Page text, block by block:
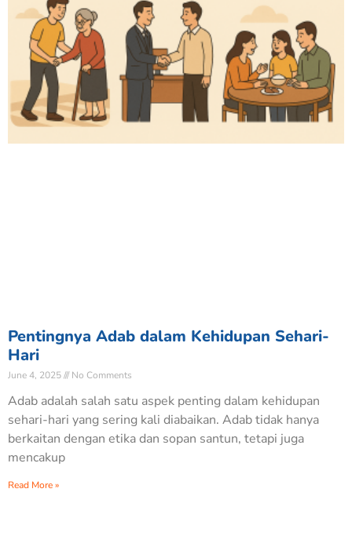
Pentingnya Adab dalam Kehidupan Sehari-
Hari
June 4, 2025 No Comments
Adab adalah salah satu aspek penting dalam kehidupan
sehari-hari yang sering kali diabaikan. Adab tidak hanya
berkaitan dengan etika dan sopan santun, tetapi juga
mencakup
Read More »